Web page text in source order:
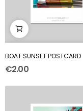
BOAT SUNSET POSTCARD
€2.00